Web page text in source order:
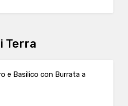
Terra
e Basilico con Burrata a